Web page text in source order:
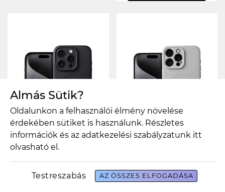
SILICONE MAG
SILICONE MAG
COVER tok –
Almás Sütik?
Oldalunkon a felhasználói élmény növelése
érdekében sütiket is használunk. Részletes
információk és az adatkezelési szabályzatunk itt
olvasható el.
Testreszabás AZ ÖSSZES ELFOGADÁSA